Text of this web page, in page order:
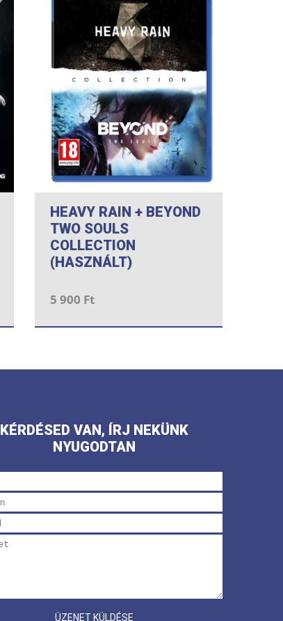
HEAVY RAIN + BEYOND
TWO SOULS
COLLECTION
(HASZNÁLT)
5 900 Ft
KÉRDÉSED VAN, ÍRJ NEKÜNK
NYUGODTAN
ÜZENET KÜLDÉSE